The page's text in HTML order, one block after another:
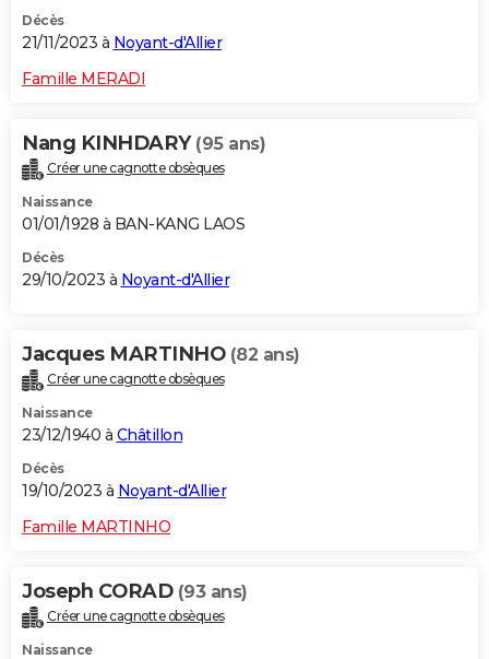
Décès
21/11/2023 à Noyant-d'Allier
Famille MERADI
Nang KINHDARY (95 ans)
Créer une cagnotte obsèques
Naissance
01/01/1928 à BAN-KANG LAOS
Décès
29/10/2023 à Noyant-d'Allier
Jacques MARTINHO (82 ans)
Créer une cagnotte obsèques
Naissance
23/12/1940 à Châtillon
Décès
19/10/2023 à Noyant-d'Allier
Famille MARTINHO
Joseph CORAD (93 ans)
Créer une cagnotte obsèques
Naissance